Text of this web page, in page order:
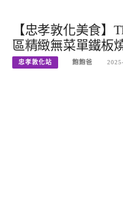
【忠孝敦化美食】
區精緻無菜單鐵板
忠孝敦化站 飽飽爸